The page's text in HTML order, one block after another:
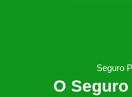
Seguro
O